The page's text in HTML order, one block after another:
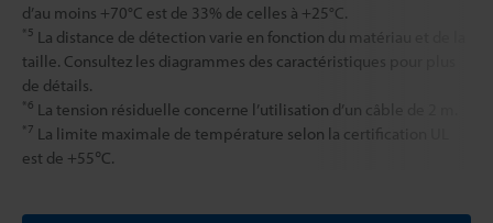
d’au moins +70°C est de 33% de celles à +25°C.
*5 La distance de détection varie en fonction du matériau et de la
taille. Consultez les diagrammes des caractéristiques pour plus
de détails.
*6 La tension résiduelle concerne l’utilisation d’un câble de 2 m.
*7 La limite maximale de température selon la certification UL
est de +55℃.